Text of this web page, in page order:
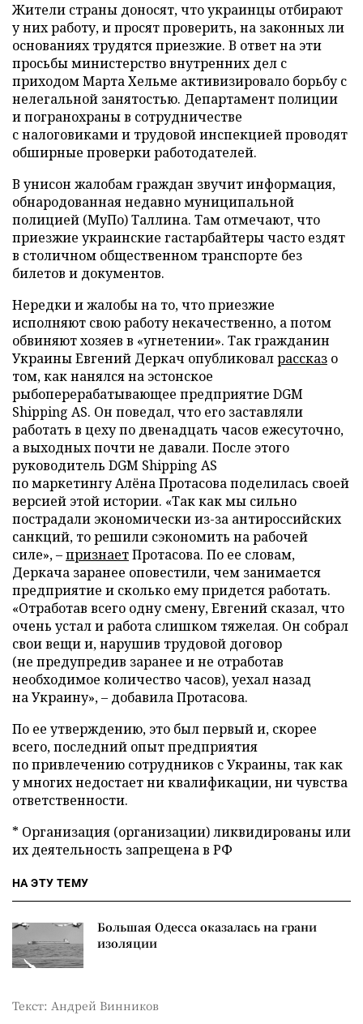
Жители страны доносят, что украинцы отбирают
у них работу, и просят проверить, на законных ли
основаниях трудятся приезжие. В ответ на эти
просьбы министерство внутренних дел с
приходом Марта Хельме активизировало борьбу с
нелегальной занятостью. Департамент полиции
и погранохраны в сотрудничестве
с налоговиками и трудовой инспекцией проводят
обширные проверки работодателей.
В унисон жалобам граждан звучит информация,
обнародованная недавно муниципальной
полицией (МуПо) Таллина. Там отмечают, что
приезжие украинские гастарбайтеры часто ездят
в столичном общественном транспорте без
билетов и документов.
Нередки и жалобы на то, что приезжие
исполняют свою работу некачественно, а потом
обвиняют хозяев в «угнетении». Так гражданин
Украины Евгений Деркач опубликовалрассказ о
том, как нанялся на эстонское
рыбоперерабатывающее предприятие DGM
Shipping AS. Он поведал, что его заставляли
работать в цеху по двенадцать часов ежесуточно,
а выходных почти не давали. После этого
руководитель DGM Shipping AS
по маркетингу Алёна Протасова поделилась своей
версией этой истории. «Так как мы сильно
пострадали экономически из-за антироссийских
санкций, то решили сэкономить на рабочей
силе», –признаетПротасова. По ее словам,
Деркача заранее оповестили, чем занимается
предприятие и сколько ему придется работать.
«Отработав всего одну смену, Евгений сказал, что
очень устал и работа слишком тяжелая. Он собрал
свои вещи и, нарушив трудовой договор
(не предупредив заранее и не отработав
необходимое количество часов), уехал назад
на Украину», – добавила Протасова.
По ее утверждению, это был первый и, скорее
всего, последний опыт предприятия
по привлечению сотрудников c Украины, так как
у многих недостает ни квалификации, ни чувства
ответственности.
* Организация (организации) ликвидированы или
их деятельность запрещена в РФ
НА ЭТУ ТЕМУ
Большая Одесса оказалась на грани
изоляции
Текст: Андрей Винников